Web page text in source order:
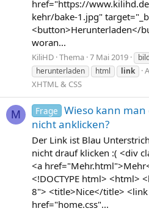
href="https://
kehr/bake-1.jpg"
<button>Herunterladen</
woran...
KiliHD Thema 7 Mai 2019
herunterladen
html link
XHTML & CSS
M Frage Wieso kann
nicht anklicken?
Der Link ist Blau
nicht drauf klicken :( <div
<a
<!DOCTYPE html> <html>
8"> <title>Nice</title>
href="home.css"...